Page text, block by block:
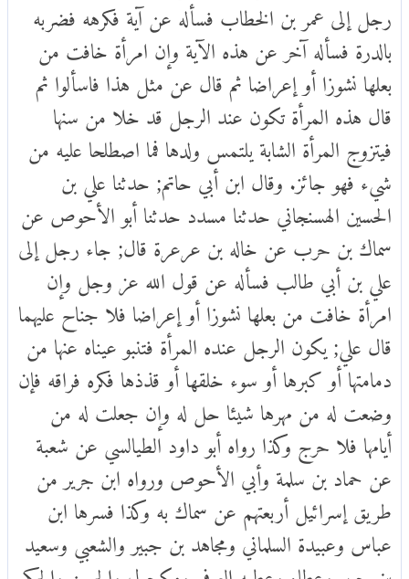
رجل إلى عمر بن الخطاب فسأله عن آية فكرهه فضربه
بالدرة فسأله آخر عن هذه الآية وإن امرأة خافت من
بعلها نشوزا أو إعراضا ثم قال عن مثل هذا فاسألوا ثم
قال هذه المرأة تكون عند الرجل قد خلا من سنها
فيتزوج المرأة الشابة يلتمس ولدها فما اصطلحا عليه من
شيء فهو جائز. وقال ابن أبي حاتم; حدثنا علي بن
الحسين الهسنجاني حدثنا مسدد حدثنا أبو الأحوص عن
سماك بن حرب عن خاله بن عرعرة قال; جاء رجل إلى
علي بن أبي طالب فسأله عن قول الله عز وجل وإن
امرأة خافت من بعلها نشوزا أو إعراضا فلا جناح عليهما
قال علي; يكون الرجل عنده المرأة فتنبو عيناه عنها من
دمامتها أو كبرها أو سوء خلقها أو قذذها فكره فراقه فإن
وضعت له من مهرها شيئا حل له وإن جعلت له من
أيامها فلا حرج وكذا رواه أبو داود الطيالسي عن شعبة
عن حماد بن سلمة وأبي الأحوص ورواه ابن جرير من
طريق إسرائيل أربعتهم عن سماك به وكذا فسرها ابن
عباس وعبيدة السلماني ومجاهد بن جبير والشعبي وسعيد